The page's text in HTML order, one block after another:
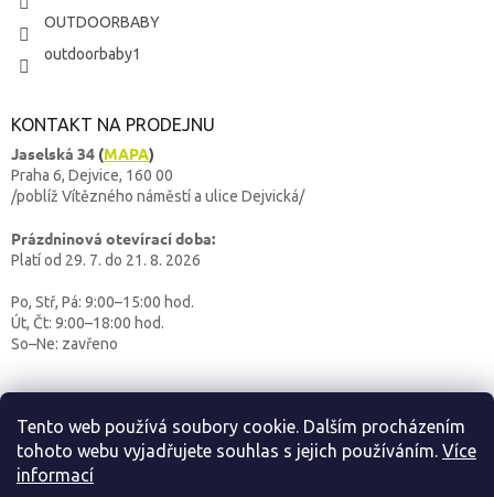
Tento web používá soubory cookie. Dalším procházením
tohoto webu vyjadřujete souhlas s jejich používáním. Více
informací
OUTDOORBABY
outdoorbaby1
KONTAKT NA PRODEJNU
Jaselská 34 (MAPA)
Praha 6, Dejvice, 160 00
/poblíž Vítězného náměstí a ulice Dejvická/
Prázdninová otevírací doba:
Platí od 29. 7. do 21. 8. 2026
Po, Stř, Pá: 9:00–15:00 hod.
Út, Čt: 9:00–18:00 hod.
So–Ne: zavřeno